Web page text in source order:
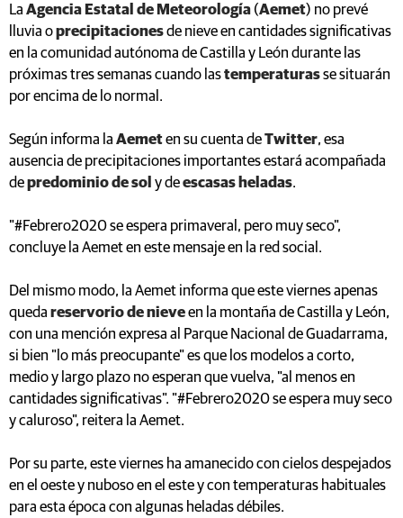
La Agencia Estatal de Meteorología (Aemet) no prevé
lluvia oprecipitacionesde nieve en cantidades significativas
en la comunidad autónoma de Castilla y León durante las
próximas tres semanas cuando lastemperaturasse situarán
por encima de lo normal.
Según informa la Aemeten su cuenta deTwitter, esa
ausencia de precipitaciones importantes estará acompañada
depredominio de sol y deescasas heladas.
"#Febrero2020 se espera primaveral, pero muy seco",
concluye la Aemet en este mensaje en la red social.
Del mismo modo, la Aemet informa que este viernes apenas
queda reservorio de nieveen la montaña de Castilla y León,
con una mención expresa al Parque Nacional de Guadarrama,
si bien "lo más preocupante" es que los modelos a corto,
medio y largo plazo no esperan que vuelva, "al menos en
cantidades significativas". "#Febrero2020 se espera muy seco
y caluroso", reitera la Aemet.
Por su parte, este viernes ha amanecido con cielos despejados
en el oeste y nuboso en el este y con temperaturas habituales
para esta época con algunas heladas débiles.